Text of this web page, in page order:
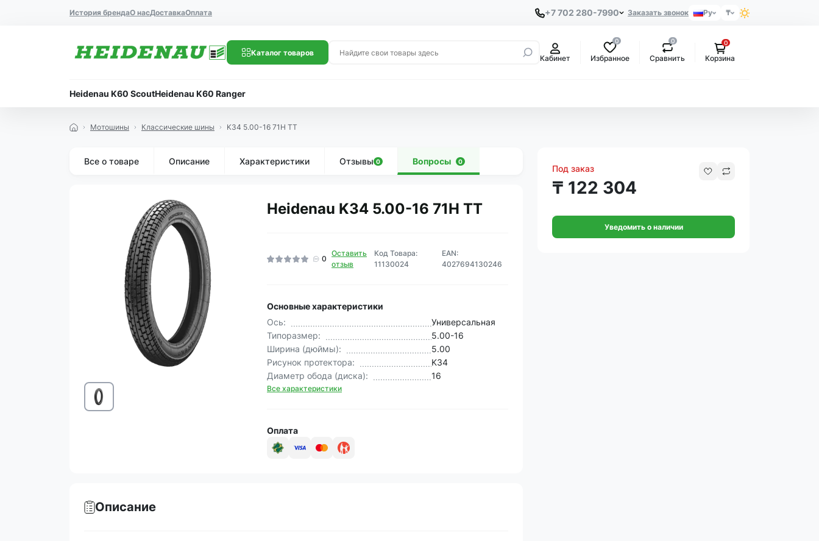
История брендаО насДоставкаОплата +7 702 280-7990 Заказать звонок Ру ₸
Каталог товаров
Кабинет
0
Избранное
0
Сравнить
0
Корзина
Heidenau K60 ScoutHeidenau K60 Ranger
Мотошины Классические шины K34 5.00-16 71H TT
Все о товаре Описание Характеристики Отзывы 0 Вопросы 0
Heidenau K34 5.00-16 71H TT
0
Оставить
отзыв
Код Товара:
11130024
EAN:
4027694130246
Под заказ
₸ 122 304
Уведомить о наличии
Основные характеристики
Ось:
Универсальная
Типоразмер:
5.00-16
Ширина (дюймы):
5.00
Рисунок протектора:
K34
Диаметр обода (диска):
16
Все характеристики
Оплата
Описание